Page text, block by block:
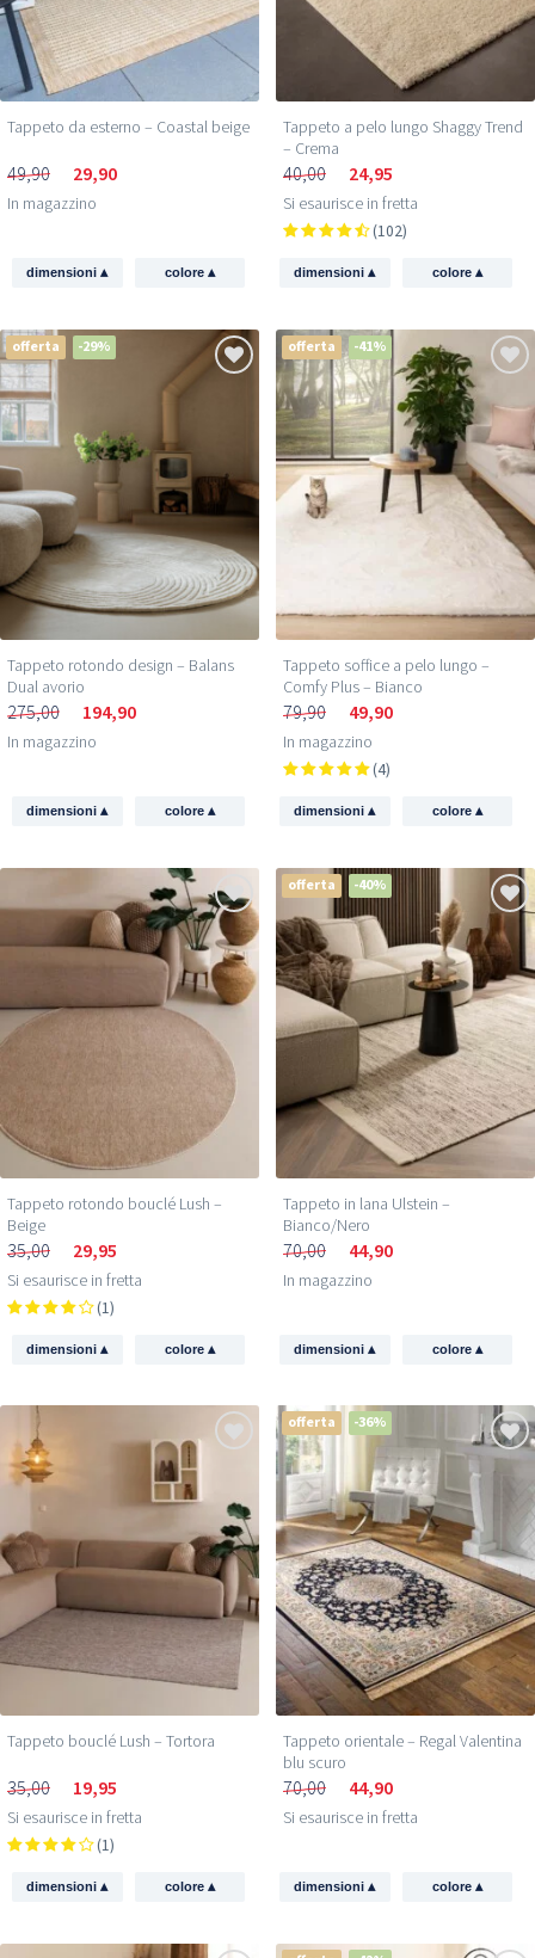
Tappeto da esterno – Coastal beige
49,90 29,90
In magazzino
dimensioni▴ colore ▴
Tappeto a pelo lungo Shaggy Trend
– Crema
40,00 24,95
Si esaurisce in fretta
(102)
dimensioni▴ colore ▴
offerta -29%
Tappeto rotondo design – Balans
Dual avorio
275,00 194,90
In magazzino
dimensioni▴ colore ▴
offerta -41%
Tappeto soffice a pelo lungo –
Comfy Plus – Bianco
79,90 49,90
In magazzino
(4)
dimensioni▴ colore ▴
Tappeto rotondo bouclé Lush –
Beige
35,00 29,95
Si esaurisce in fretta
(1)
dimensioni▴ colore ▴
offerta -40%
Tappeto in lana Ulstein –
Bianco/Nero
70,00 44,90
In magazzino
dimensioni▴ colore ▴
Tappeto bouclé Lush – Tortora
35,00 19,95
Si esaurisce in fretta
(1)
dimensioni▴ colore ▴
offerta -36%
Tappeto orientale – Regal Valentina
blu scuro
70,00 44,90
Si esaurisce in fretta
dimensioni▴ colore ▴